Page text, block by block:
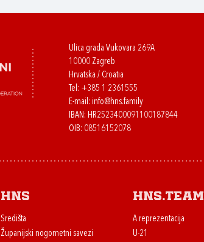
Ulica grada Vukovara 269A
10000 Zagreb
Hrvatska / Croatia
Tel: +385 1 2361555
E-mail: info@hns.family
IBAN: HR2523400091100187844
OIB: 08516152078
HNS
Središta
Županijski nogometni savezi
HNS.team
A reprezentacija
U-21